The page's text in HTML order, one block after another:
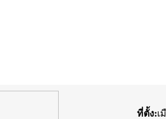
ที่ตั้ง:เ